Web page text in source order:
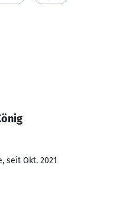
seit Okt. 2021